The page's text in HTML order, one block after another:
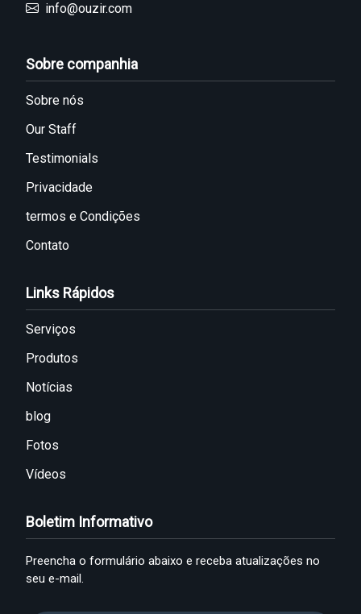
info@ouzir.com
Sobre companhia
Sobre nós
Our Staff
Testimonials
Privacidade
termos e Condições
Contato
Links Rápidos
Serviços
Produtos
Notícias
blog
Fotos
Vídeos
Boletim Informativo
Preencha o formulário abaixo e receba atualizações no
seu e-mail.